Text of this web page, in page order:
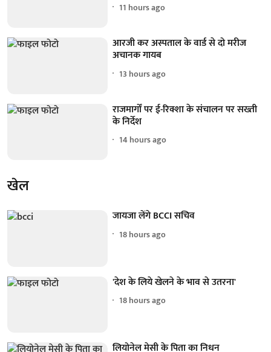
11 hours ago
आरजी कर अस्पताल के वार्ड से दो मरीज
अचानक गायब
13 hours ago
राजमार्गों पर ई-रिक्शा के संचालन पर सख्ती
के निर्देश
14 hours ago
खेल
जायजा लेंगे BCCI सचिव
18 hours ago
'देश के लिये खेलने के भाव से उतरना'
18 hours ago
लियोनेल मेसी के पिता का निधन